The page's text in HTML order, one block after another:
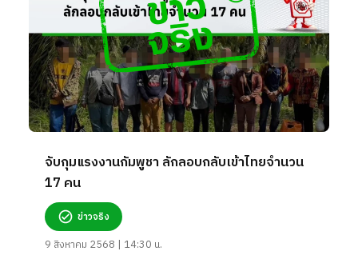
จับกุมแรงงานกัมพูชา ลักลอบกลับเข้าไทยจำนวน
17 คน
ข่าวจริง
9 สิงหาคม 2568 | 14:30 น.